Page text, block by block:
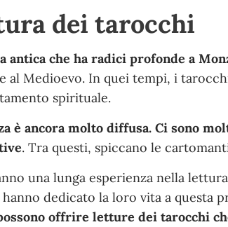
dei tarocchi
che ha radici profonde a
al Medioevo. In quei tempi, i
spirituale.
è ancora molto diffusa. Ci sono
. Tra questi, spiccano le
una lunga esperienza nella
dedicato la loro vita a questa
offrire letture dei tarocchi